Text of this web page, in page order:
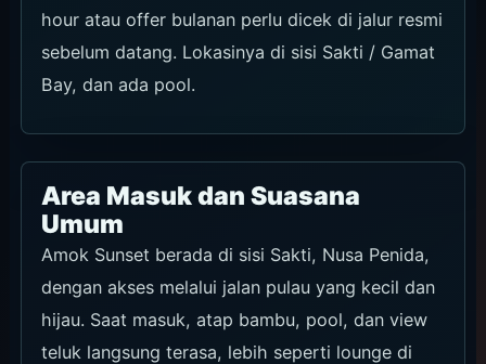
hour atau offer bulanan perlu dicek di jalur resmi
sebelum datang. Lokasinya di sisi Sakti / Gamat
Bay, dan ada pool.
Area Masuk dan Suasana
Umum
Amok Sunset berada di sisi Sakti, Nusa Penida,
dengan akses melalui jalan pulau yang kecil dan
hijau. Saat masuk, atap bambu, pool, dan view
teluk langsung terasa, lebih seperti lounge di